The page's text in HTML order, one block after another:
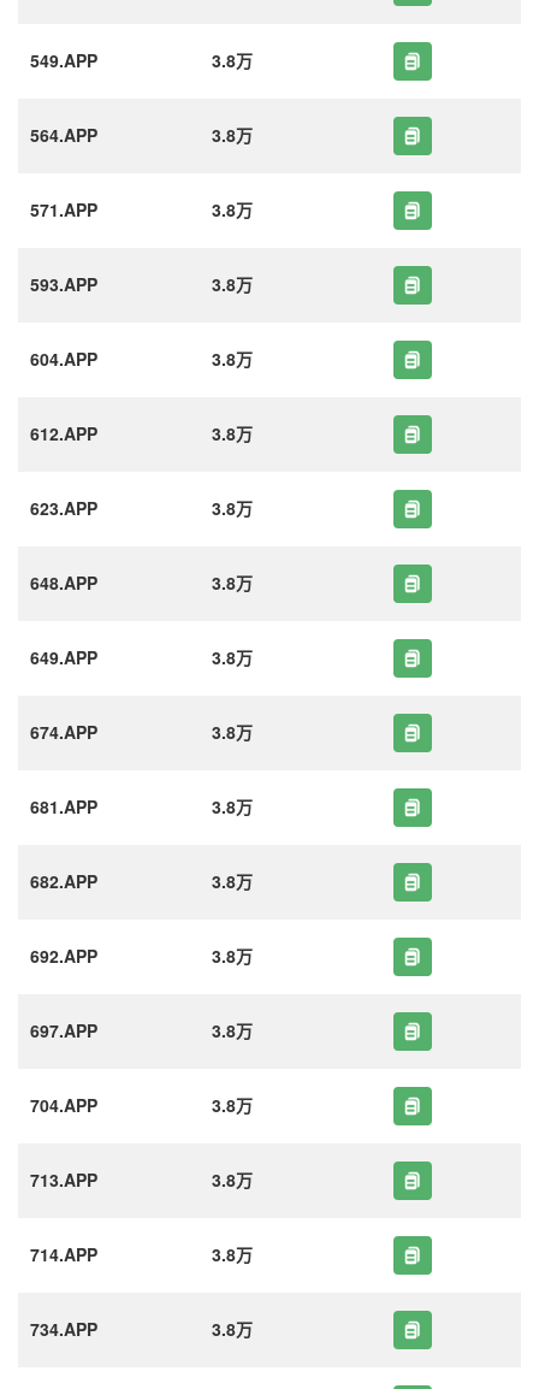
549.APP 3.8万
564.APP 3.8万
571.APP 3.8万
593.APP 3.8万
604.APP 3.8万
612.APP 3.8万
623.APP 3.8万
648.APP 3.8万
649.APP 3.8万
674.APP 3.8万
681.APP 3.8万
682.APP 3.8万
692.APP 3.8万
697.APP 3.8万
704.APP 3.8万
713.APP 3.8万
714.APP 3.8万
734.APP 3.8万